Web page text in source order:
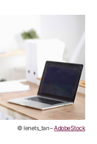
© lenets_tan –AdobeStock